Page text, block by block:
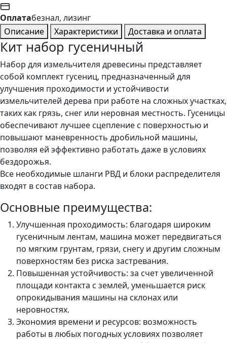
Оплатабезнал, лизинг
Описание
Характеристики Доставка и оплата
Кит набор гусеничный
Набор для измельчителя древесины представляет
собой комплект гусениц, предназначенный для
улучшения проходимости и устойчивости
измельчителей дерева при работе на сложных участках,
таких как грязь, снег или неровная местность. Гусеницы
обеспечивают лучшее сцепление с поверхностью и
повышают маневренность дробильной машины,
позволяя ей эффективно работать даже в условиях
бездорожья.
Все необходимые шланги РВД и блоки распределителя
входят в состав набора.
Основные преимущества:
Улучшенная проходимость: благодаря широким
гусеничным лентам, машина может передвигаться
по мягким грунтам, грязи, снегу и другим сложным
поверхностям без риска застревания.
Повышенная устойчивость: за счет увеличенной
площади контакта с землей, уменьшается риск
опрокидывания машины на склонах или
неровностях.
Экономия времени и ресурсов: возможность
работы в любых погодных условиях позволяет